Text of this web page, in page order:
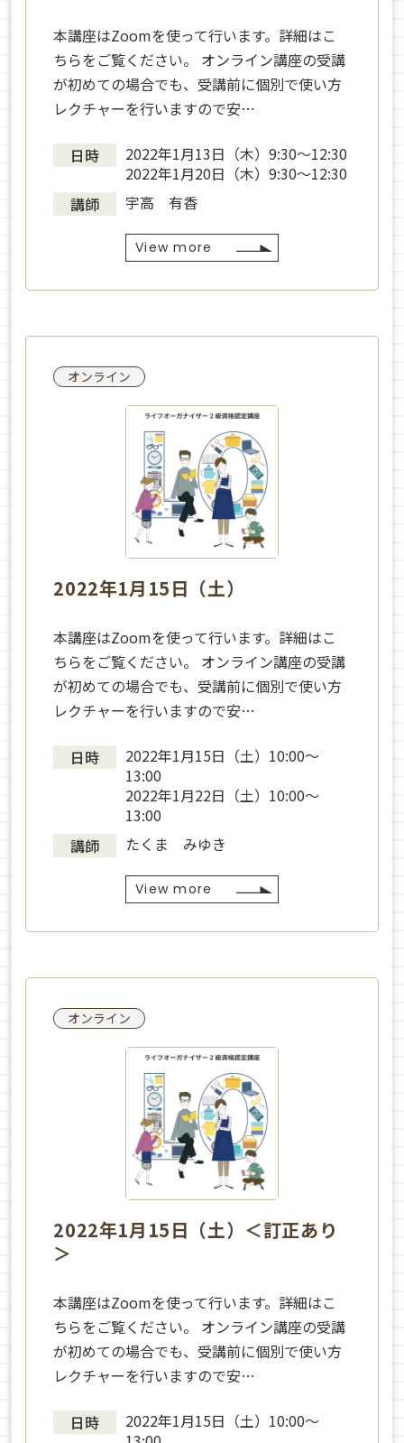
本講座はZoomを使って行います。詳細はこ
ちらをご覧ください。 オンライン講座の受講
が初めての場合でも、受講前に個別で使い方
レクチャーを行いますので安…
日時
2022年1月13日（木）9:30〜12:30
2022年1月20日（木）9:30〜12:30
講師
宇高 有香
View more
オンライン
2022年1月15日（土）
本講座はZoomを使って行います。詳細はこ
ちらをご覧ください。 オンライン講座の受講
が初めての場合でも、受講前に個別で使い方
レクチャーを行いますので安…
日時
2022年1月15日（土）10:00〜
13:00
2022年1月22日（土）10:00〜
13:00
講師
たくま みゆき
View more
オンライン
2022年1月15日（土）＜訂正あり
＞
本講座はZoomを使って行います。詳細はこ
ちらをご覧ください。 オンライン講座の受講
が初めての場合でも、受講前に個別で使い方
レクチャーを行いますので安…
日時
2022年1月15日（土）10:00〜